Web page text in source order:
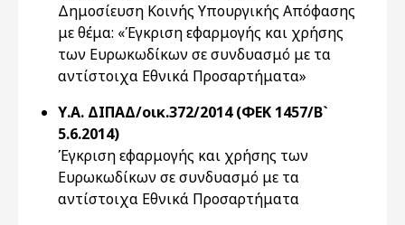
Δημοσίευση Κοινής Υπουργικής Απόφασης
με θέμα: «Έγκριση εφαρμογής και χρήσης
των Ευρωκωδίκων σε συνδυασμό με τα
αντίστοιχα Εθνικά Προσαρτήματα»
Υ.Α. ΔΙΠΑΔ/οικ.372/2014 (ΦΕΚ 1457/Β`
5.6.2014)
Έγκριση εφαρμογής και χρήσης των
Ευρωκωδίκων σε συνδυασμό με τα
αντίστοιχα Εθνικά Προσαρτήματα